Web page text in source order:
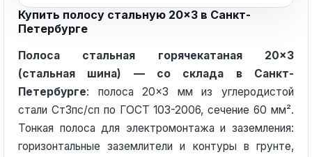
Купить полосу стальную 20×3 в Санкт-
Петербурге
Полоса стальная горячекатаная 20×3
(стальная шина) — со склада в Санкт-
Петербурге: полоса 20×3 мм из углеродистой
стали Ст3пс/сп по ГОСТ 103-2006, сечение 60 мм².
Тонкая полоса для электромонтажа и заземления:
горизонтальные заземлители и контуры в грунте,